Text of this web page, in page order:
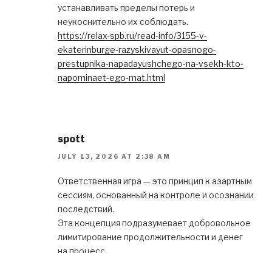
устанавливать пределы потерь и
неукоснительно их соблюдать.
https://relax-spb.ru/read-info/3155-v-
ekaterinburge-razyskivayut-opasnogo-
prestupnika-napadayushchego-na-vsekh-kto-
napominaet-ego-mat.html
spott
JULY 13, 2026 AT 2:38 AM
Ответственная игра — это принцип к азартным
сессиям, основанный на контроле и осознании
последствий.
Эта концепция подразумевает добровольное
лимитирование продолжительности и денег
на процесс.